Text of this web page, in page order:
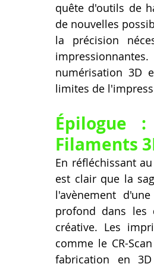
quête d'outils de
de nouvelles
la précision
numérisation 3D
limites de
Épilogue
Filaments
En réfléchissant
est clair que la
l'avènement
profond dans les
créative. Les
comme le CR-
fabrication en